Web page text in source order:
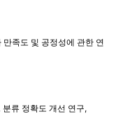
족도 및 공정성에 관한 연
류 정확도 개선 연구,